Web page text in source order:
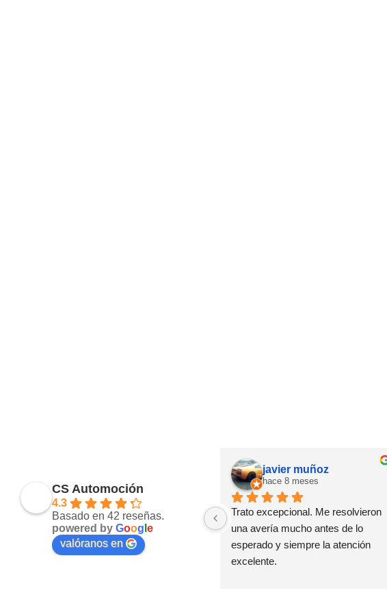
CS Automoción
4.3
Basado en 42 reseñas.
powered by Goog e
valóranos en
javier muñoz
hace 8 meses
Trato excepcional. Me resolvieron
una avería mucho antes de lo
esperado y siempre la atención
excelente.